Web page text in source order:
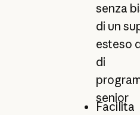
senza
di un
esteso
di
senior
Facilita